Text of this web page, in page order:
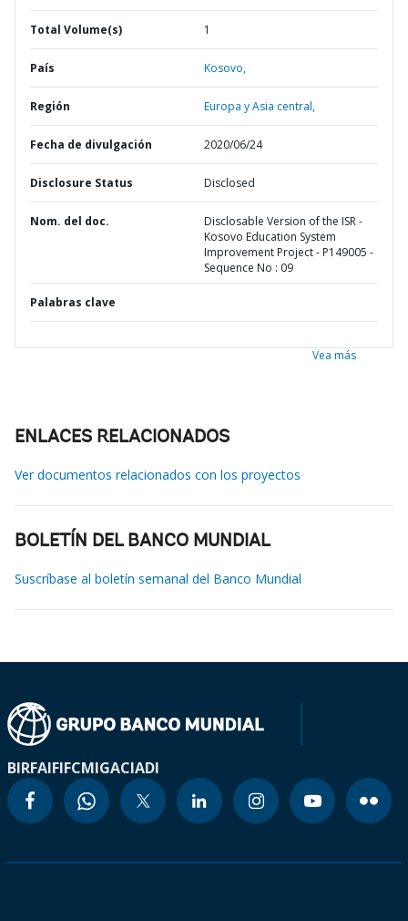
Total Volume(s) 1
País Kosovo,
Región Europa y Asia central,
Fecha de divulgación 2020/06/24
Disclosure Status Disclosed
Nom. del doc.
Disclosable Version of the ISR -
Kosovo Education System
Improvement Project - P149005 -
Sequence No : 09
Palabras clave
Vea más
ENLACES RELACIONADOS
Ver documentos relacionados con los proyectos
BOLETÍN DEL BANCO MUNDIAL
Suscríbase al boletín semanal del Banco Mundial
BIRFAIFIFCMIGACIADI